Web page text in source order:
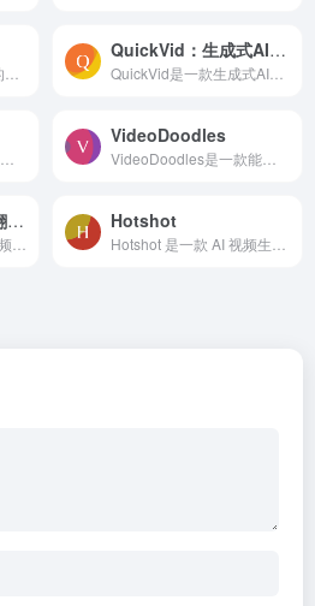
智谱清影是智谱AI推出的一款AI视频生成工具。它可以通过输入文字或图片生成高精度的视频。用户只需输入一段文字或选择图片，并选择视频风格，清影就能在30秒内生成一个6秒的1440x9...
QuickVid：生成式AI视频工具，快速创作短视频
QuickVid是一款生成式AI视频工具，它可以根据用户提供的一两个提示词，自动生成适用于YouTube、Instagram、TikTok和Snapchat等平台的短视频。
EasyVideoTrans 是一款高效的视频翻译工具，专为将英文视频快速转换为中文视频而设计。利用先进的GPU加速技术和多种翻译引擎，EasyVideoTrans 提供高效转换和高质量文本翻译，减少...
VideoDoodles
VideoDoodles是一款能在视频中轻松任意插入手绘动画并与视频内容无缝融合的ai工具，它将视频内容与手绘动画相结合，制作出独特的视频剪辑。通过利用3D场景重建技术，VideoDoodles...
Verbalate：AI视频翻译和口型同步工具
Verbalate AI是一款AI视频翻译和口型同步的工具。该工具利用人工智能技术，能够无缝地翻译视频中的口语，并将翻译内容与原视频中人物的口唇匹配。此外，它还具有语音克隆和多语言...
Hotshot
Hotshot 是一款 AI 视频生成工具，能够将文本快速转换为高质量的 3 秒视频。用户只需输入简短的文本提示，Hotshot 即可在一分钟内生成一个独特且引人入胜的 3 秒视频。支持各种文...